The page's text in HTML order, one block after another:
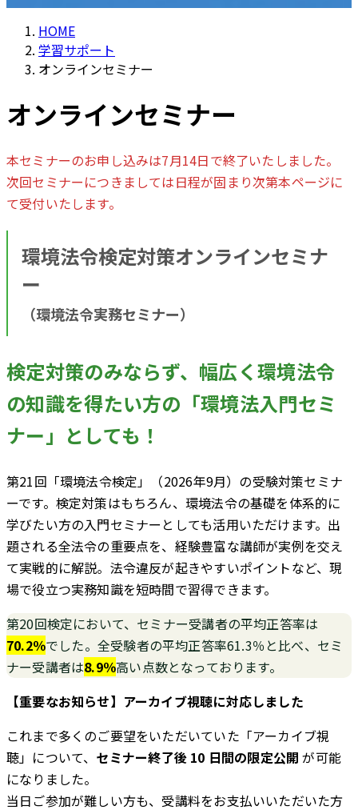
HOME
学習サポート
オンラインセミナー
オンラインセミナー
本セミナーのお申し込みは7月14日で終了いたしました。
次回セミナーにつきましては日程が固まり次第本ページに
て受付いたします。
環境法令検定対策オンラインセミナ
ー
（環境法令実務セミナー）
検定対策のみならず、幅広く環境法令
の知識を得たい方の「環境法入門セミ
ナー」としても！
第21回「環境法令検定」（2026年9月）の受験対策セミナ
ーです。検定対策はもちろん、環境法令の基礎を体系的に
学びたい方の入門セミナーとしても活用いただけます。出
題される全法令の重要点を、経験豊富な講師が実例を交え
て実戦的に解説。法令違反が起きやすいポイントなど、現
場で役立つ実務知識を短時間で習得できます。
第20回検定において、セミナー受講者の平均正答率は
70.2％でした。全受験者の平均正答率61.3％と比べ、セミ
ナー受講者は8.9％高い点数となっております。
【重要なお知らせ】アーカイブ視聴に対応しました
これまで多くのご要望をいただいていた「アーカイブ視
聴」について、 セミナー終了後 10 日間の限定公開 が可能
になりました。
当日ご参加が難しい方も、受講料をお支払いいただいた方